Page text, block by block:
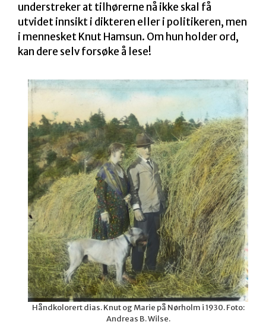
understreker at tilhørerne nå ikke skal få
utvidet innsikt i dikteren eller i politikeren, men
i mennesket Knut Hamsun. Om hun holder ord,
kan dere selv forsøke å lese!
Håndkolorert dias. Knut og Marie på Nørholm i 1930. Foto:
Andreas B. Wilse.